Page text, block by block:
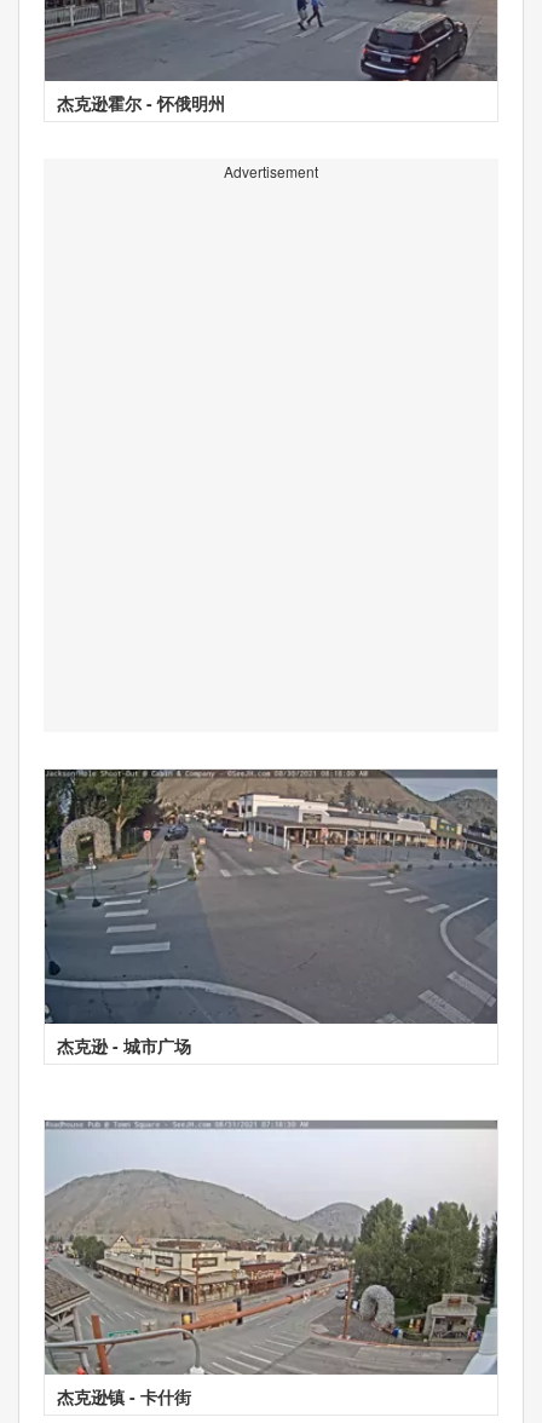
杰克逊霍尔 - 怀俄明州
Advertisement
杰克逊 - 城市广场
杰克逊镇 - 卡什街